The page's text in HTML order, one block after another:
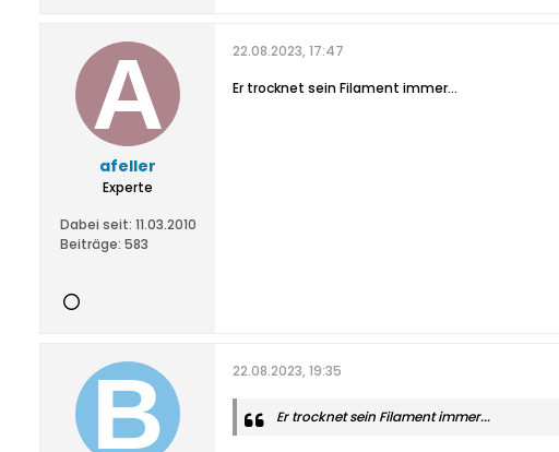
afeller
Experte
Dabei seit: 11.03.2010
Beiträge: 583
22.08.2023, 17:47
Er trocknet sein Filament immer...
22.08.2023, 19:35
Er trocknet sein Filament immer...